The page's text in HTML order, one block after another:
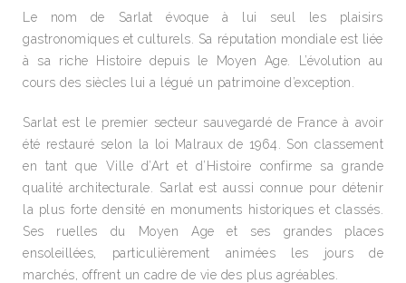
Le nom de Sarlat évoque à lui seul les plaisirs
gastronomiques et culturels. Sa réputation mondiale est liée
à sa riche Histoire depuis le Moyen Age. L’évolution au
cours des siècles lui a légué un patrimoine d’exception.
Sarlat est le premier secteur sauvegardé de France à avoir
été restauré selon la loi Malraux de 1964. Son classement
en tant que Ville d’Art et d’Histoire confirme sa grande
qualité architecturale. Sarlat est aussi connue pour détenir
la plus forte densité en monuments historiques et classés.
Ses ruelles du Moyen Age et ses grandes places
ensoleillées, particulièrement animées les jours de
marchés, offrent un cadre de vie des plus agréables.